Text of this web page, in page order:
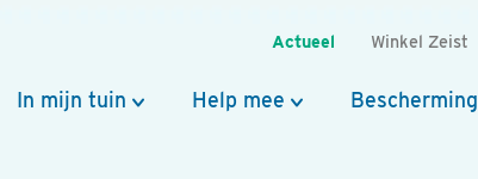
Actueel Winkel Zeist
In mijn tuin Help mee Bescherming